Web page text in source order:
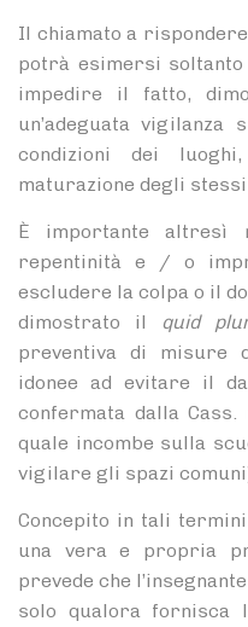
Il chiamato a
potrà esimersi
impedire il fatto,
un’adeguata
condizioni dei
maturazione degli
È importante altresì
repentinità e / o
escludere la colpa o il
dimostrato il quid
preventiva di misure
idonee ad evitare il
confermata dalla
quale incombe sulla
vigilare gli spazi
Concepito in tali
una vera e propria
prevede che
solo qualora fornisca